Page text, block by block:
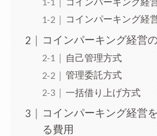
コインパーキング経
コインパーキング経
コインパーキング経営
自己管理方式
管理委託方式
一括借り上げ方式
コインパーキング経営
る費用